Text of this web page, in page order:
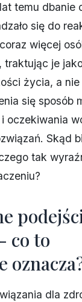
temu dbanie
się do
więcej
traktując je
życia, a nie
się sposób
oczekiwania
Skąd
tak
co to
dla